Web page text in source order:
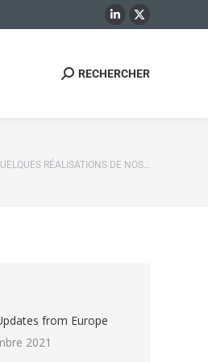
RECHERCHER
RÉALISATIONS DE NOS…
from Europe
2021